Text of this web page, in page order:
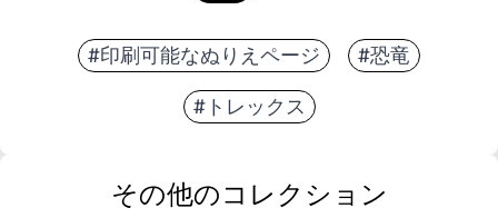
#印刷可能なぬりえページ #恐竜
#トレックス
その他のコレクション